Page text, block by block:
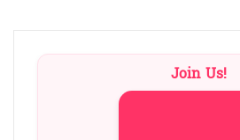
Join Us!